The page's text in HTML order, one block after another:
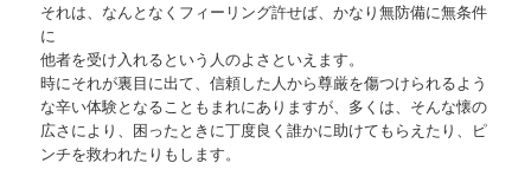
それは、なんとなくフィーリング許せば、かなり無防備に無条件
に
他者を受け入れるという人のよさといえます。
時にそれが裏目に出て、信頼した人から尊厳を傷つけられるよう
な辛い体験となることもまれにありますが、多くは、そんな懐の
広さにより、困ったときに丁度良く誰かに助けてもらえたり、ピ
ンチを救われたりもします。